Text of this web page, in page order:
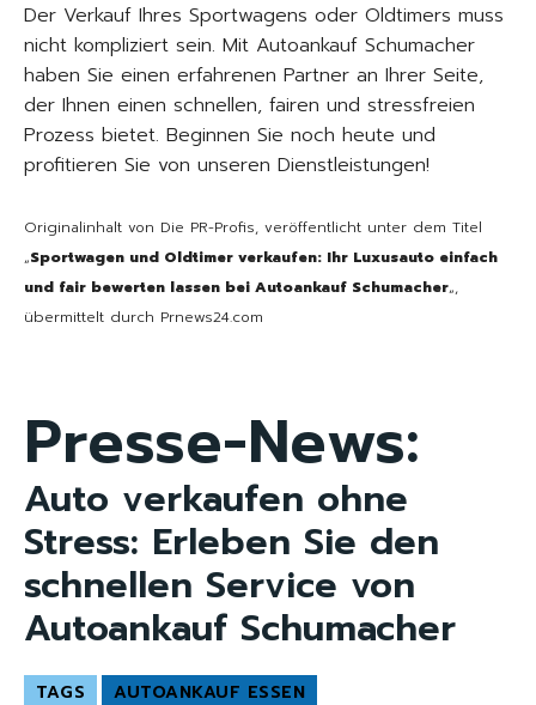
Der Verkauf Ihres Sportwagens oder Oldtimers muss
nicht kompliziert sein. Mit Autoankauf Schumacher
haben Sie einen erfahrenen Partner an Ihrer Seite,
der Ihnen einen schnellen, fairen und stressfreien
Prozess bietet. Beginnen Sie noch heute und
profitieren Sie von unseren Dienstleistungen!
Originalinhalt von Die PR-Profis, veröffentlicht unter dem Titel
„Sportwagen und Oldtimer verkaufen: Ihr Luxusauto einfach
und fair bewerten lassen bei Autoankauf Schumacher„,
übermittelt durch Prnews24.com
Presse-News:
Auto verkaufen ohne
Stress: Erleben Sie den
schnellen Service von
Autoankauf Schumacher
TAGS AUTOANKAUF ESSEN